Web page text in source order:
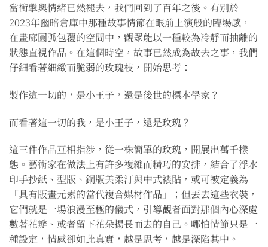
當衝擊與情緒已然褪去，我們回到了百年之後。有別於
2023年幽暗倉庫中那種故事情節在眼前上演般的臨場感，
在畫廊圓弧包覆的空間中，觀眾能以一種較為冷靜而抽離的
狀態直視作品。在這個時空，故事已然成為故去之事，我們
仔細看著細緻而脆弱的玫瑰枝，開始思考：
製作這一切的，是小王子，還是後世的標本學家？
而看著這一切的我，是小王子，還是玫瑰？
這三件作品互相指涉，從一株簡單的玫瑰，開展出萬千樣
態。藝術家在做法上有許多複雜而精巧的安排，結合了浮水
印手抄紙、型版、銅版美柔汀與中式裱貼，或可被定義為
「具有版畫元素的當代複合媒材作品」；但丟去這些衣裝，
它們就是一場浪漫至極的儀式，引導觀者面對那個內心深處
數著花瓣、或者留下花朵揚長而去的自己。哪怕情節只是一
種設定，情感卻如此真實，越是思考，越是深陷其中。